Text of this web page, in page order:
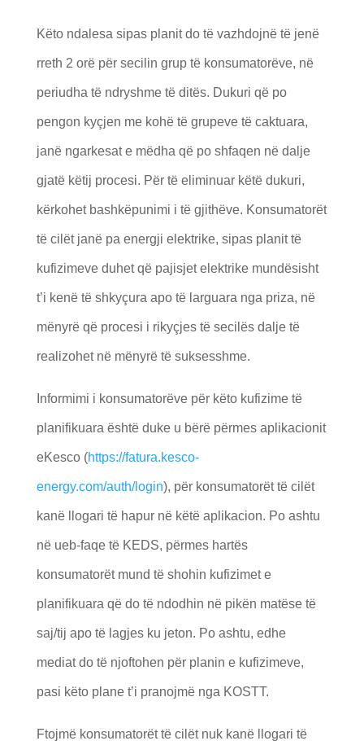
Këto ndalesa sipas planit do të vazhdojnë të jenë
rreth 2 orë për secilin grup të konsumatorëve, në
periudha të ndryshme të ditës. Dukuri që po
pengon kyçjen me kohë të grupeve të caktuara,
janë ngarkesat e mëdha që po shfaqen në dalje
gjatë këtij procesi. Për të eliminuar këtë dukuri,
kërkohet bashkëpunimi i të gjithëve. Konsumatorët
të cilët janë pa energji elektrike, sipas planit të
kufizimeve duhet që pajisjet elektrike mundësisht
t’i kenë të shkyçura apo të larguara nga priza, në
mënyrë që procesi i rikyçjes të secilës dalje të
realizohet në mënyrë të suksesshme.
Informimi i konsumatorëve për këto kufizime të
planifikuara është duke u bërë përmes aplikacionit
eKesco (https://fatura.kesco-
energy.com/auth/login), për konsumatorët të cilët
kanë llogari të hapur në këtë aplikacion. Po ashtu
në ueb-faqe të KEDS, përmes hartës
konsumatorët mund të shohin kufizimet e
planifikuara që do të ndodhin në pikën matëse të
saj/tij apo të lagjes ku jeton. Po ashtu, edhe
mediat do të njoftohen për planin e kufizimeve,
pasi këto plane t’i pranojmë nga KOSTT.
Ftojmë konsumatorët të cilët nuk kanë llogari të